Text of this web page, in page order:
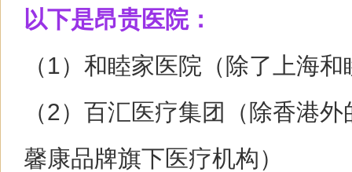
以下是昂贵医院：
（1）和睦家医院（除了上海
（2）百汇医疗集团（除香港
馨康品牌旗下医疗机构）